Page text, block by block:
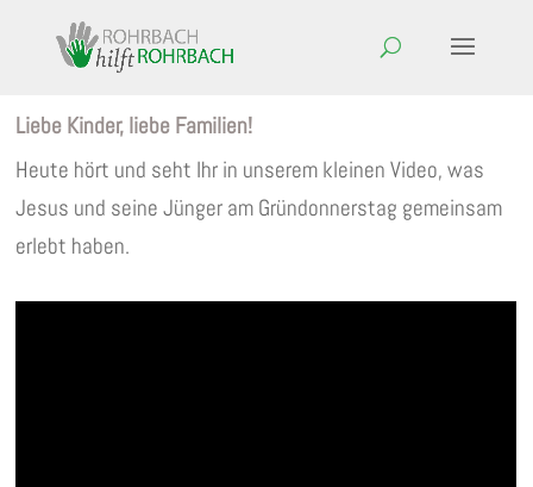
Liebe Kinder, liebe Familien!
Heute hört und seht Ihr in unserem kleinen Video, was
Jesus und seine Jünger am Gründonnerstag gemeinsam
erlebt haben.